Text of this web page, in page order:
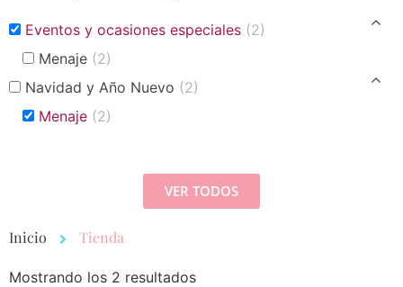
Inicio Tienda
Mostrando los 2 resultados
Eventos y ocasiones especiales (2)
Menaje (2)
Navidad y Año Nuevo (2)
Menaje (2)
VER TODOS